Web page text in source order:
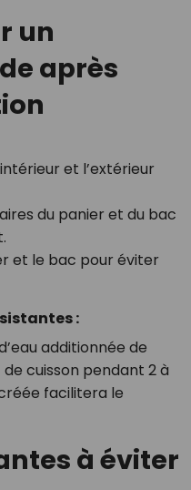
un
après
et l’extérieur
du panier et du bac
et le bac pour éviter
:
additionnée de
cuisson pendant 2 à
facilitera le
à éviter